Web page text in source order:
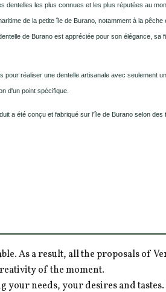
dentelles les plus connues et les plus réputées au
de la petite île de Burano, notamment à la pêche
de Burano est appréciée pour son élégance, sa
pour réaliser une dentelle artisanale avec seulement
d'un point spécifique.
a été conçu et fabriqué sur l'île de Burano selon des
As a result, all the proposals of
of the moment.
your needs, your desires and